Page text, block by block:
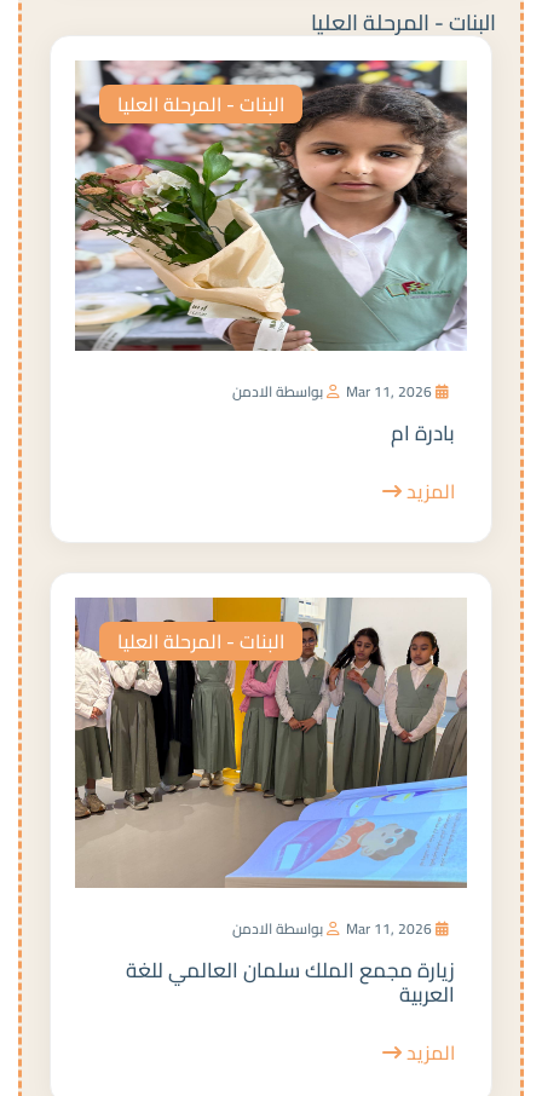
البنات - المرحلة العليا
البنات - المرحلة العليا
بواسطة الادمن
بادرة ام
المزيد
البنات - المرحلة العليا
بواسطة الادمن
زيارة مجمع الملك سلمان العالمي للغة
العربية
المزيد